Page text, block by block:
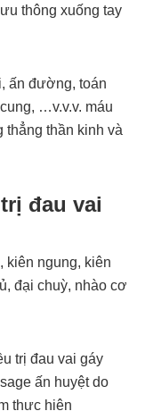
thông xuống tay
ấn đường, toán
…v.v.v. máu
thẳng thần kinh và
đau vai
kiên ngung, kiên
đại chuỳ, nhào cơ
trị đau vai gáy
ấn huyệt do
thực hiện